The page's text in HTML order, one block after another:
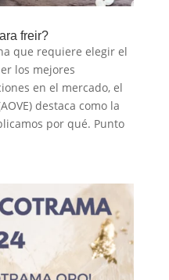
freir?
que requiere elegir el
los mejores
en el mercado, el
destaca como la
por qué. Punto